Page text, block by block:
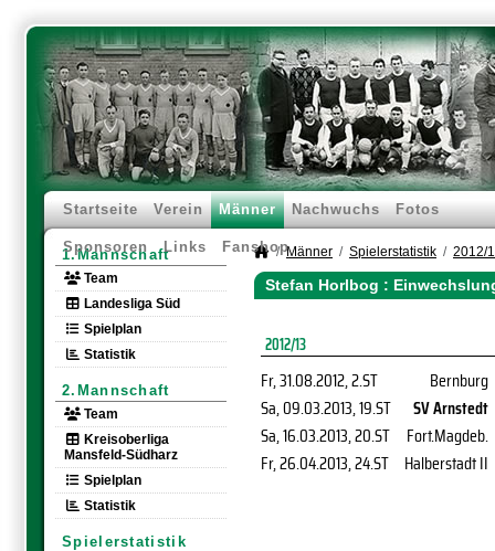
Startseite Verein Männer Nachwuchs Fotos
Sponsoren Links Fanshop
1.Mannschaft
Team
Landesliga Süd
Spielplan
Statistik
2.Mannschaft
Team
Kreisoberliga
Mansfeld-Südharz
Spielplan
Statistik
Spielerstatistik
Männer Spielerstatistik 2012/
Stefan Horlbog :
2012/13
Fr, 31.08.2012, 2.ST Bernburg
Sa, 09.03.2013, 19.ST SV Arnstedt
Sa, 16.03.2013, 20.ST Fort.Magdeb.
Fr, 26.04.2013, 24.ST Halberstadt II